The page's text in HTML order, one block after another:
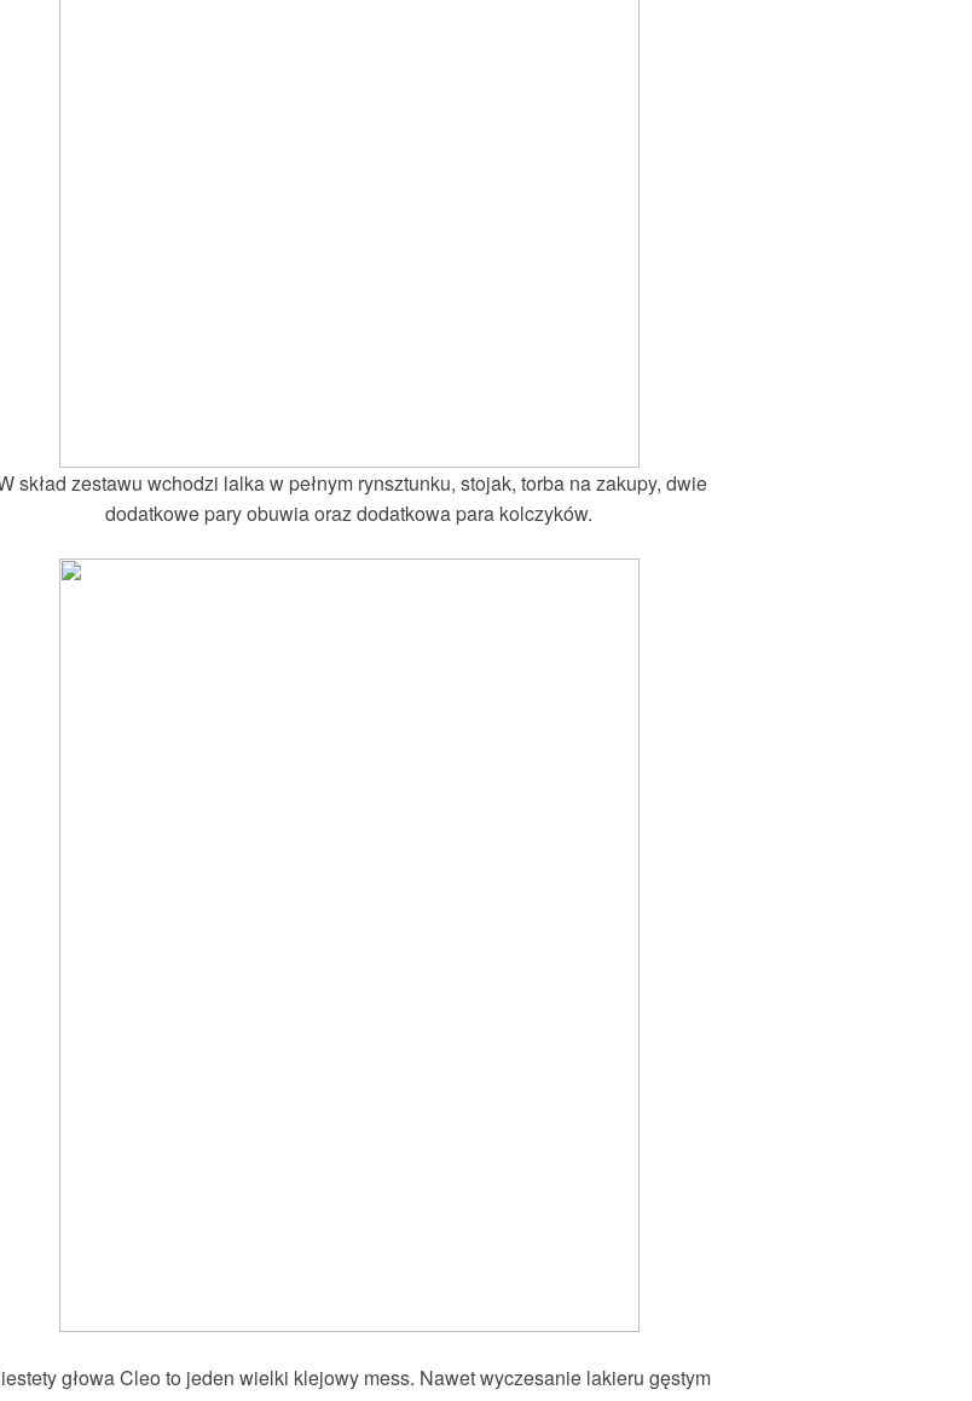
skład zestawu wchodzi lalka w pełnym rynsztunku, stojak, torba na zakupy, dwie
dodatkowe pary obuwia oraz dodatkowa para kolczyków.
głowa Cleo to jeden wielki klejowy mess. Nawet wyczesanie lakieru gęstym